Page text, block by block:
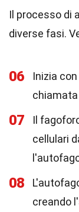
Il processo di
diverse fasi.
06
Inizia
07
Il
cellulari
08
creando